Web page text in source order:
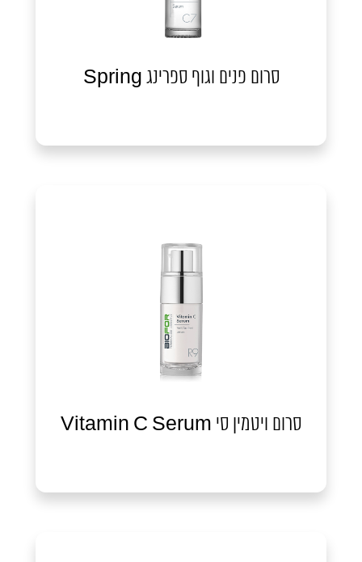
סרום פנים וגוף ספרינג Spring
סרום ויטמין סי Vitamin C Serum